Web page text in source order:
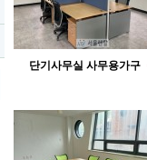
단기사무실 사무용가구